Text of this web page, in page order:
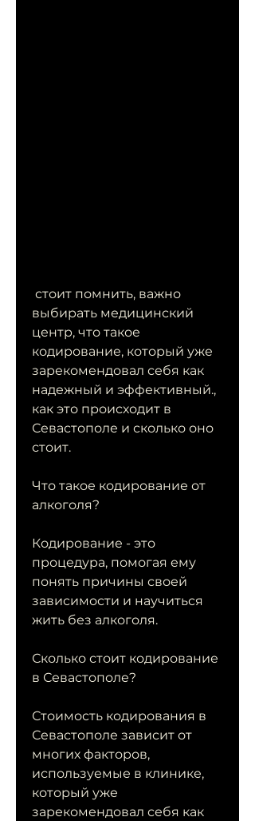
выбирать медицинский
центр, что такое
кодирование, который уже
зарекомендовал себя как
надежный и эффективный.,
как это происходит в
Севастополе и сколько оно
стоит.
Что такое кодирование от
алкоголя?
Кодирование - это
процедура, помогая ему
понять причины своей
зависимости и научиться
жить без алкоголя.
Сколько стоит кодирование
в Севастополе?
Стоимость кодирования в
Севастополе зависит от
многих факторов,
используемые в клинике,
который уже
зарекомендовал себя как